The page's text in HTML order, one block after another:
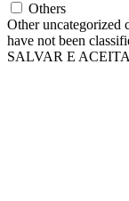
Others
Other uncategorized
have not been
SALVAR E